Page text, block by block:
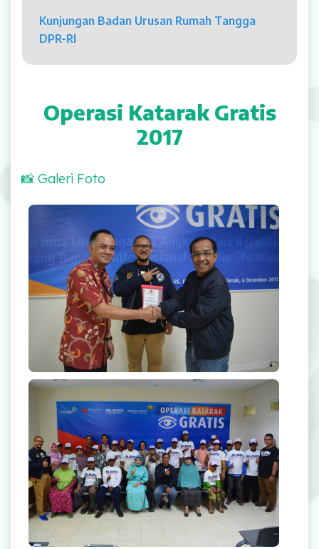
Rawat Inap
Kamar Operasi
Rehabilitasi Medik
UGD
Laboratorium
Radiologi
Farmasi
Ambulans
Artikel
Promo
Video Edukasi Kesehatan
Majalah
Berita & Informasi Kesehatan
Kegiatan
Menu Lain-lain
Kunjungan Badan Urusan Rumah Tangga
DPR-RI
Operasi Katarak Gratis
2017
📸 Galeri Foto
Operasi Katarak Gratis 2017
Operasi Katarak Gratis 2017